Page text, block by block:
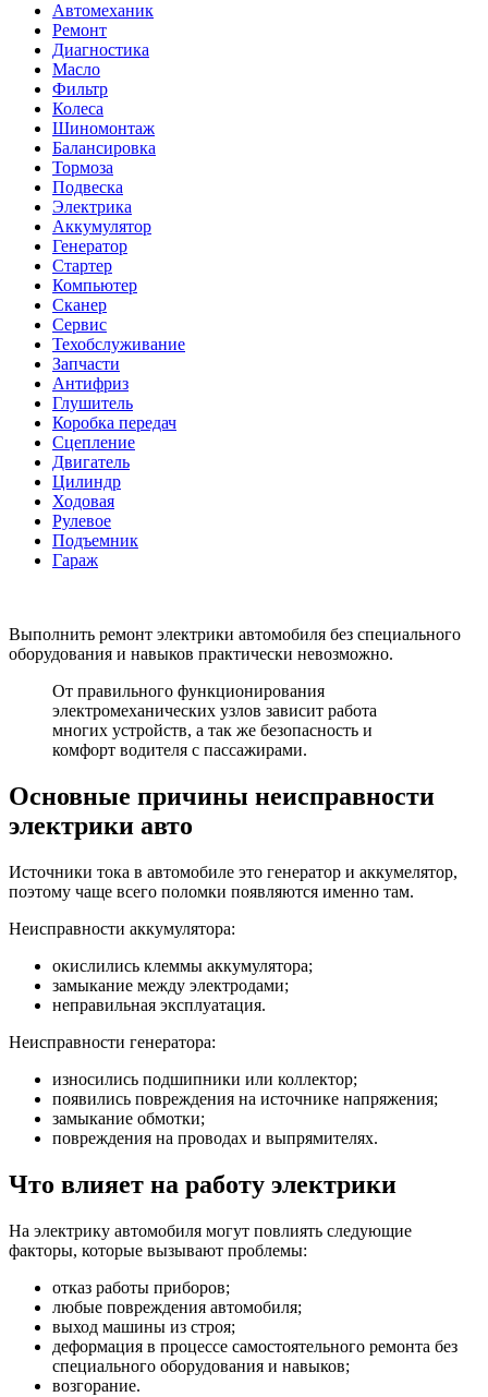
Автомеханик
Ремонт
Диагностика
Масло
Фильтр
Колеса
Шиномонтаж
Балансировка
Тормоза
Подвеска
Электрика
Аккумулятор
Генератор
Стартер
Компьютер
Сканер
Сервис
Техобслуживание
Запчасти
Антифриз
Глушитель
Коробка передач
Сцепление
Двигатель
Цилиндр
Ходовая
Рулевое
Подъемник
Гараж
Выполнить ремонт электрики автомобиля без специального
оборудования и навыков практически невозможно.
От правильного функционирования
электромеханических узлов зависит работа
многих устройств, а так же безопасность и
комфорт водителя с пассажирами.
Основные причины неисправности
электрики авто
Источники тока в автомобиле это генератор и аккумелятор,
поэтому чаще всего поломки появляются именно там.
Неисправности аккумулятора:
окислились клеммы аккумулятора;
замыкание между электродами;
неправильная эксплуатация.
Неисправности генератора:
износились подшипники или коллектор;
появились повреждения на источнике напряжения;
замыкание обмотки;
повреждения на проводах и выпрямителях.
Что влияет на работу электрики
На электрику автомобиля могут повлиять следующие
факторы, которые вызывают проблемы:
отказ работы приборов;
любые повреждения автомобиля;
выход машины из строя;
деформация в процессе самостоятельного ремонта без
специального оборудования и навыков;
возгорание.